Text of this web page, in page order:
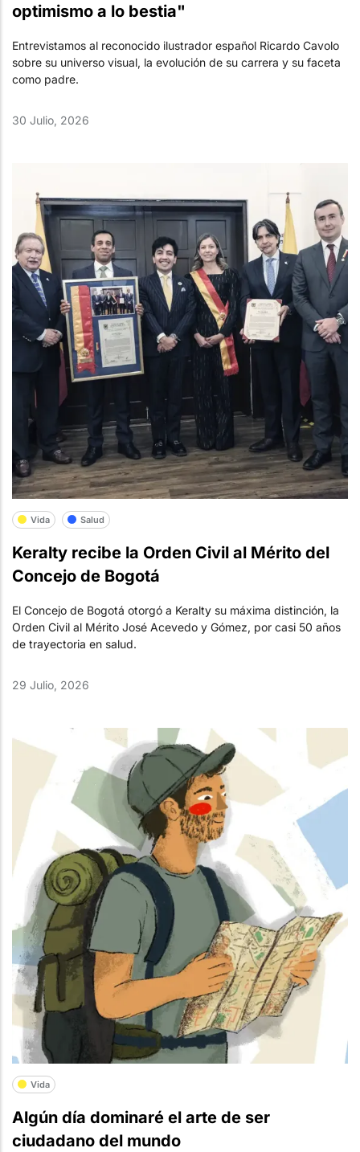
optimismo a lo bestia"
Entrevistamos al reconocido ilustrador español Ricardo Cavolo
sobre su universo visual, la evolución de su carrera y su faceta
como padre.
30 Julio, 2026
Vida Salud
Keralty recibe la Orden Civil al Mérito del
Concejo de Bogotá
El Concejo de Bogotá otorgó a Keralty su máxima distinción, la
Orden Civil al Mérito José Acevedo y Gómez, por casi 50 años
de trayectoria en salud.
29 Julio, 2026
Vida
Algún día dominaré el arte de ser
ciudadano del mundo